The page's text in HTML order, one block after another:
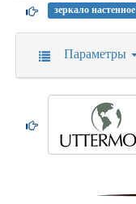
зеркало настенное
Параметры